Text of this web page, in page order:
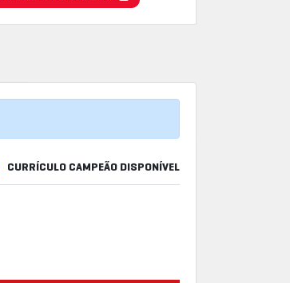
CURRÍCULO CAMPEÃO DISPONÍVEL